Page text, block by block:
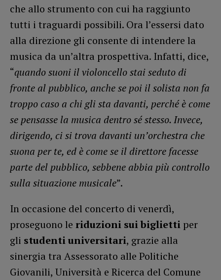
che allo strumento con cui ha raggiunto
tutti i traguardi possibili. Ora l’essersi dato
alla direzione gli consente di intendere la
musica da un’altra prospettiva. Infatti, dice,
“quando suoni il violoncello stai seduto di
fronte al pubblico, anche se poi il solista non fa
troppo caso a chi gli sta davanti, perché è come
se pensasse la musica dentro sé stesso. Invece,
dirigendo, ci si trova davanti un’orchestra che
suona per te, ed è come se il direttore facesse
parte del pubblico, sebbene abbia più controllo
sulla situazione musicale”.
In occasione del concerto di venerdì,
proseguono le riduzioni sui biglietti per
gli studenti universitari, grazie alla
sinergia tra Assessorato alle Politiche
Giovanili, Università e Ricerca del Comune